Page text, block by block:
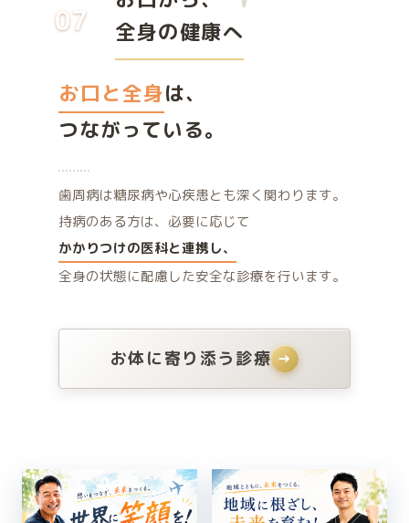
07
全身の健康へ
お口と全身は、
つながっている。
歯周病は糖尿病や心疾患とも深く関わります。
持病のある方は、必要に応じて
かかりつけの医科と連携し、
全身の状態に配慮した安全な診療を行います。
お体に寄り添う診療 →